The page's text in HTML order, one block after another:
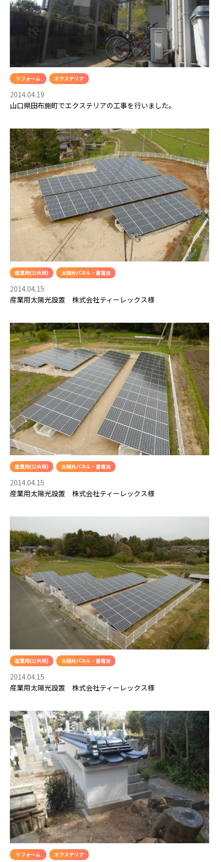
リフォーム エクステリア
2014.04.19
山口県田布施町でエクステリアの工事を行いました。
産業用(公共用) 太陽光パネル・蓄電池
2014.04.15
産業用太陽光設置 株式会社ティーレックス様
産業用(公共用) 太陽光パネル・蓄電池
2014.04.15
産業用太陽光設置 株式会社ティーレックス様
産業用(公共用) 太陽光パネル・蓄電池
2014.04.15
産業用太陽光設置 株式会社ティーレックス様
リフォーム エクステリア